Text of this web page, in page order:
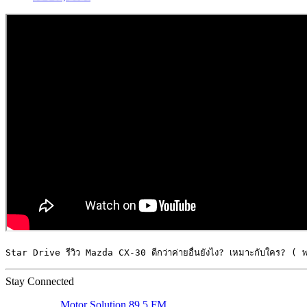
Star Drive รีวิว Mazda CX-30 ดีกว่าค่ายอื่นยังไง? เหมาะกับใคร? (
Stay Connected
Motor Solution 89.5 FM